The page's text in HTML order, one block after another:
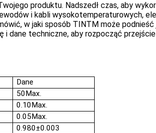
produktu. Nadszedł czas, aby
i kabli wysokotemperaturowych,
w jaki sposób TINTM może
dane techniczne, aby rozpocząć
Dane
50Max.
0.10Max.
0.05Max.
0.980±0.003